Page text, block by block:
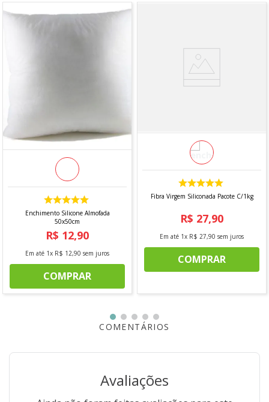
100% PVC
Pode ser usado o varão de 19MM ou 28MM
Porém o mais indicado é o de 28MM
OBSERVAÇÃO:
Varão não incluso
ATENÇÃO
Imagens meramente ilustrativas!
As cores e detalhes podem variar entre as imagens
mostradas acima e o produto físico.
Enchimento Silicone Almofada
50x50cm
R$ 12,90
Em até 1x R$ 12,90 sem juros
COMPRAR
Fibra Virgem Siliconada Pacote C/1kg
R$ 27,90
Em até 1x R$ 27,90 sem juros
COMPRAR
COMENTÁRIOS
Avaliações